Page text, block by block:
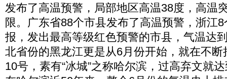
发布了高温预警，局部地区高温38度，高温
限。广东省88个市县发布了高温预警，浙江
报，发出最高等级红色预警的市县，气温达
北省份的黑龙江更是从6月份开始，就在不
10号，素有“冰城”之称哈尔滨，过高弃文就